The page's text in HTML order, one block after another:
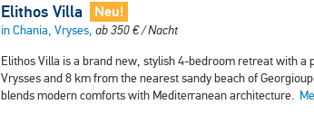
Elithos Villa Neu!
in Chania, Vryses, ab350€/ Nacht
Elithos Villa is a brand new, stylish 4-bedroom retreat with
Vrysses and 8 km from the nearest sandy beach of
blends modern comforts with Mediterranean architecture.